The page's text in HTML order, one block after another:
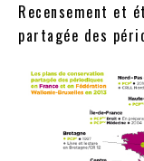
Recensement et
partagée des